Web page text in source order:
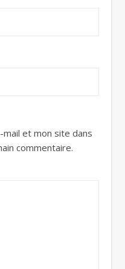
et mon site dans
commentaire.